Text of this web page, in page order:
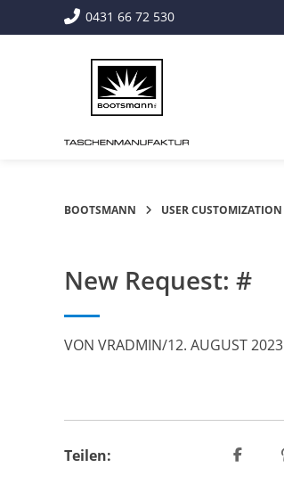
zum
0431 66 72 530
BOOTSMANN USER CUSTOMIZATION
New Request: #
VON VRADMIN/12. AUGUST 2023
Teilen: